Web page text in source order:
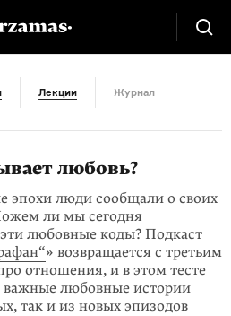
Лекции Журнал
любовь?
эпохи люди сообщали о своих
ли мы сегодня
любовные коды? Подкаст
» возвращается с третьим
отношения, и в этом тесте
любовные истории
так и из новых эпизодов